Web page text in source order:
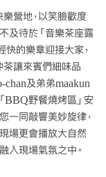
營地，以笑臉歡度
及待於「音樂茶座露
快的樂章迎接大家，
讓來賓們細味品
chan及弟弟maakun
BBQ野餐燒烤區」安
一同敲響美妙旋律，
場更會播放大自然
入現場氣氛之中。